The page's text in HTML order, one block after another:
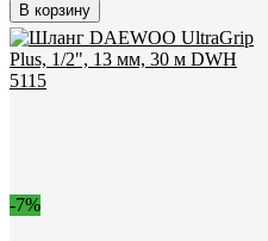
В корзину
-7%